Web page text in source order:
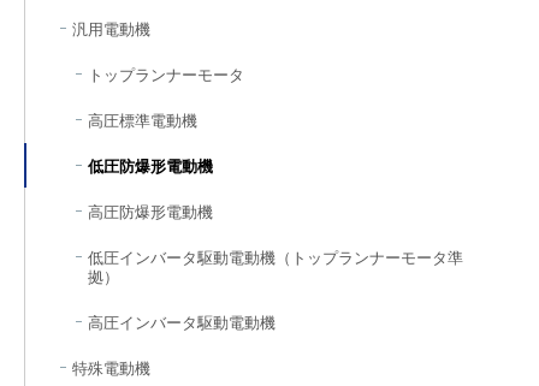
汎用電動機
トップランナーモータ
高圧標準電動機
低圧防爆形電動機
高圧防爆形電動機
低圧インバータ駆動電動機（トップランナーモータ準
拠）
高圧インバータ駆動電動機
特殊電動機